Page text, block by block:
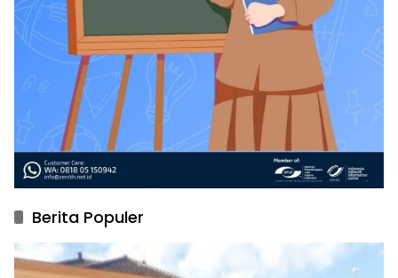
Berita Populer